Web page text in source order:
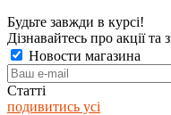
Будьте завжди в курсі!
Дізнавайтесь про акції
Новости магазина
Статті
подивитись усі